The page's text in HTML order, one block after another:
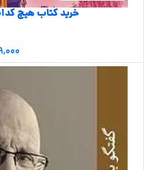
خرید کتاب هیچ